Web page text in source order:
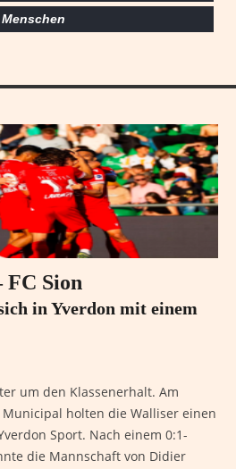
Menschen
FC Sion
in Yverdon mit einem
um den Klassenerhalt. Am
holten die Walliser einen
Sport. Nach einem 0:1-
die Mannschaft von Didier